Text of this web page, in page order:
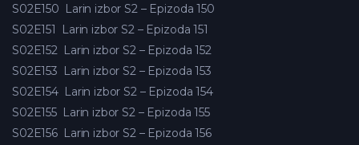
S02E150 Larin izbor S2 – Epizoda 150
S02E151
Larin izbor S2 – Epizoda 151
S02E152 Larin izbor S2 – Epizoda 152
S02E153 Larin izbor S2 – Epizoda 153
S02E154 Larin izbor S2 – Epizoda 154
S02E155 Larin izbor S2 – Epizoda 155
S02E156 Larin izbor S2 – Epizoda 156